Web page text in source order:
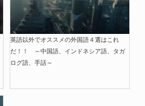
英語以外でオススメの外国語４選はこれ
だ！！ ～中国語、インドネシア語、タガ
ログ語、手話～